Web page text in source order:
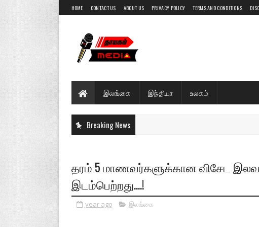
HOME CONTACT US ABOUT US PRIVACY POLICY TERMS AND CONDITIONS
இலங்கை இந்தியா உலகம்
Breaking News
தரம் 5 மாணவர்களுக்கான விசேட
இடம்பெற்றது....!
year ago இலங்கை